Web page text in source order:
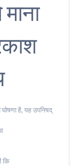
घोषणा है, यह उपनिषद्
कि